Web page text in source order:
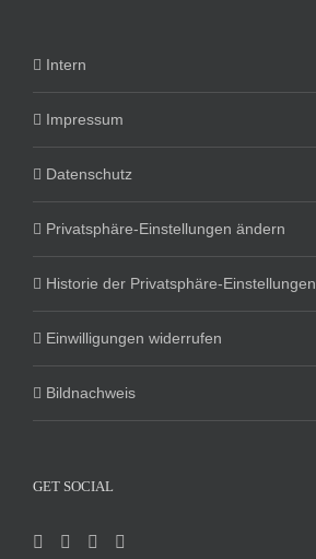
Intern
Impressum
Datenschutz
Privatsphäre-Einstellungen ändern
Historie der Privatsphäre-Einstellungen
Einwilligungen widerrufen
Bildnachweis
GET SOCIAL